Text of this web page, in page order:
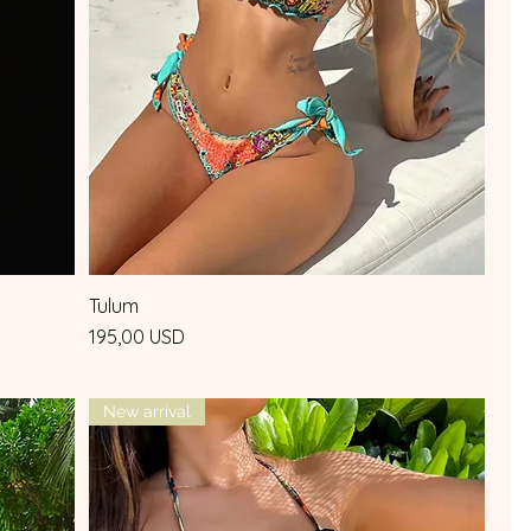
Tulum
Prezzo
195,00 USD
New arrival